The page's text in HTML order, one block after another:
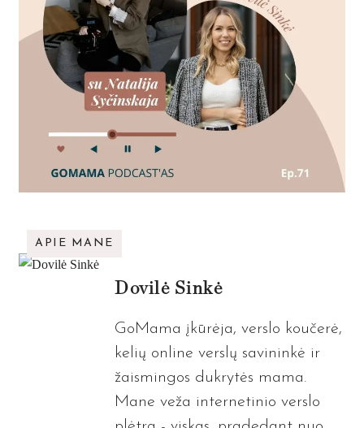
APIE MANE
Dovilė Sinkė
GoMama įkūrėja, verslo koučerė,
kelių online verslų savininkė ir
žaismingos dukrytės mama.
Mane veža internetinio verslo